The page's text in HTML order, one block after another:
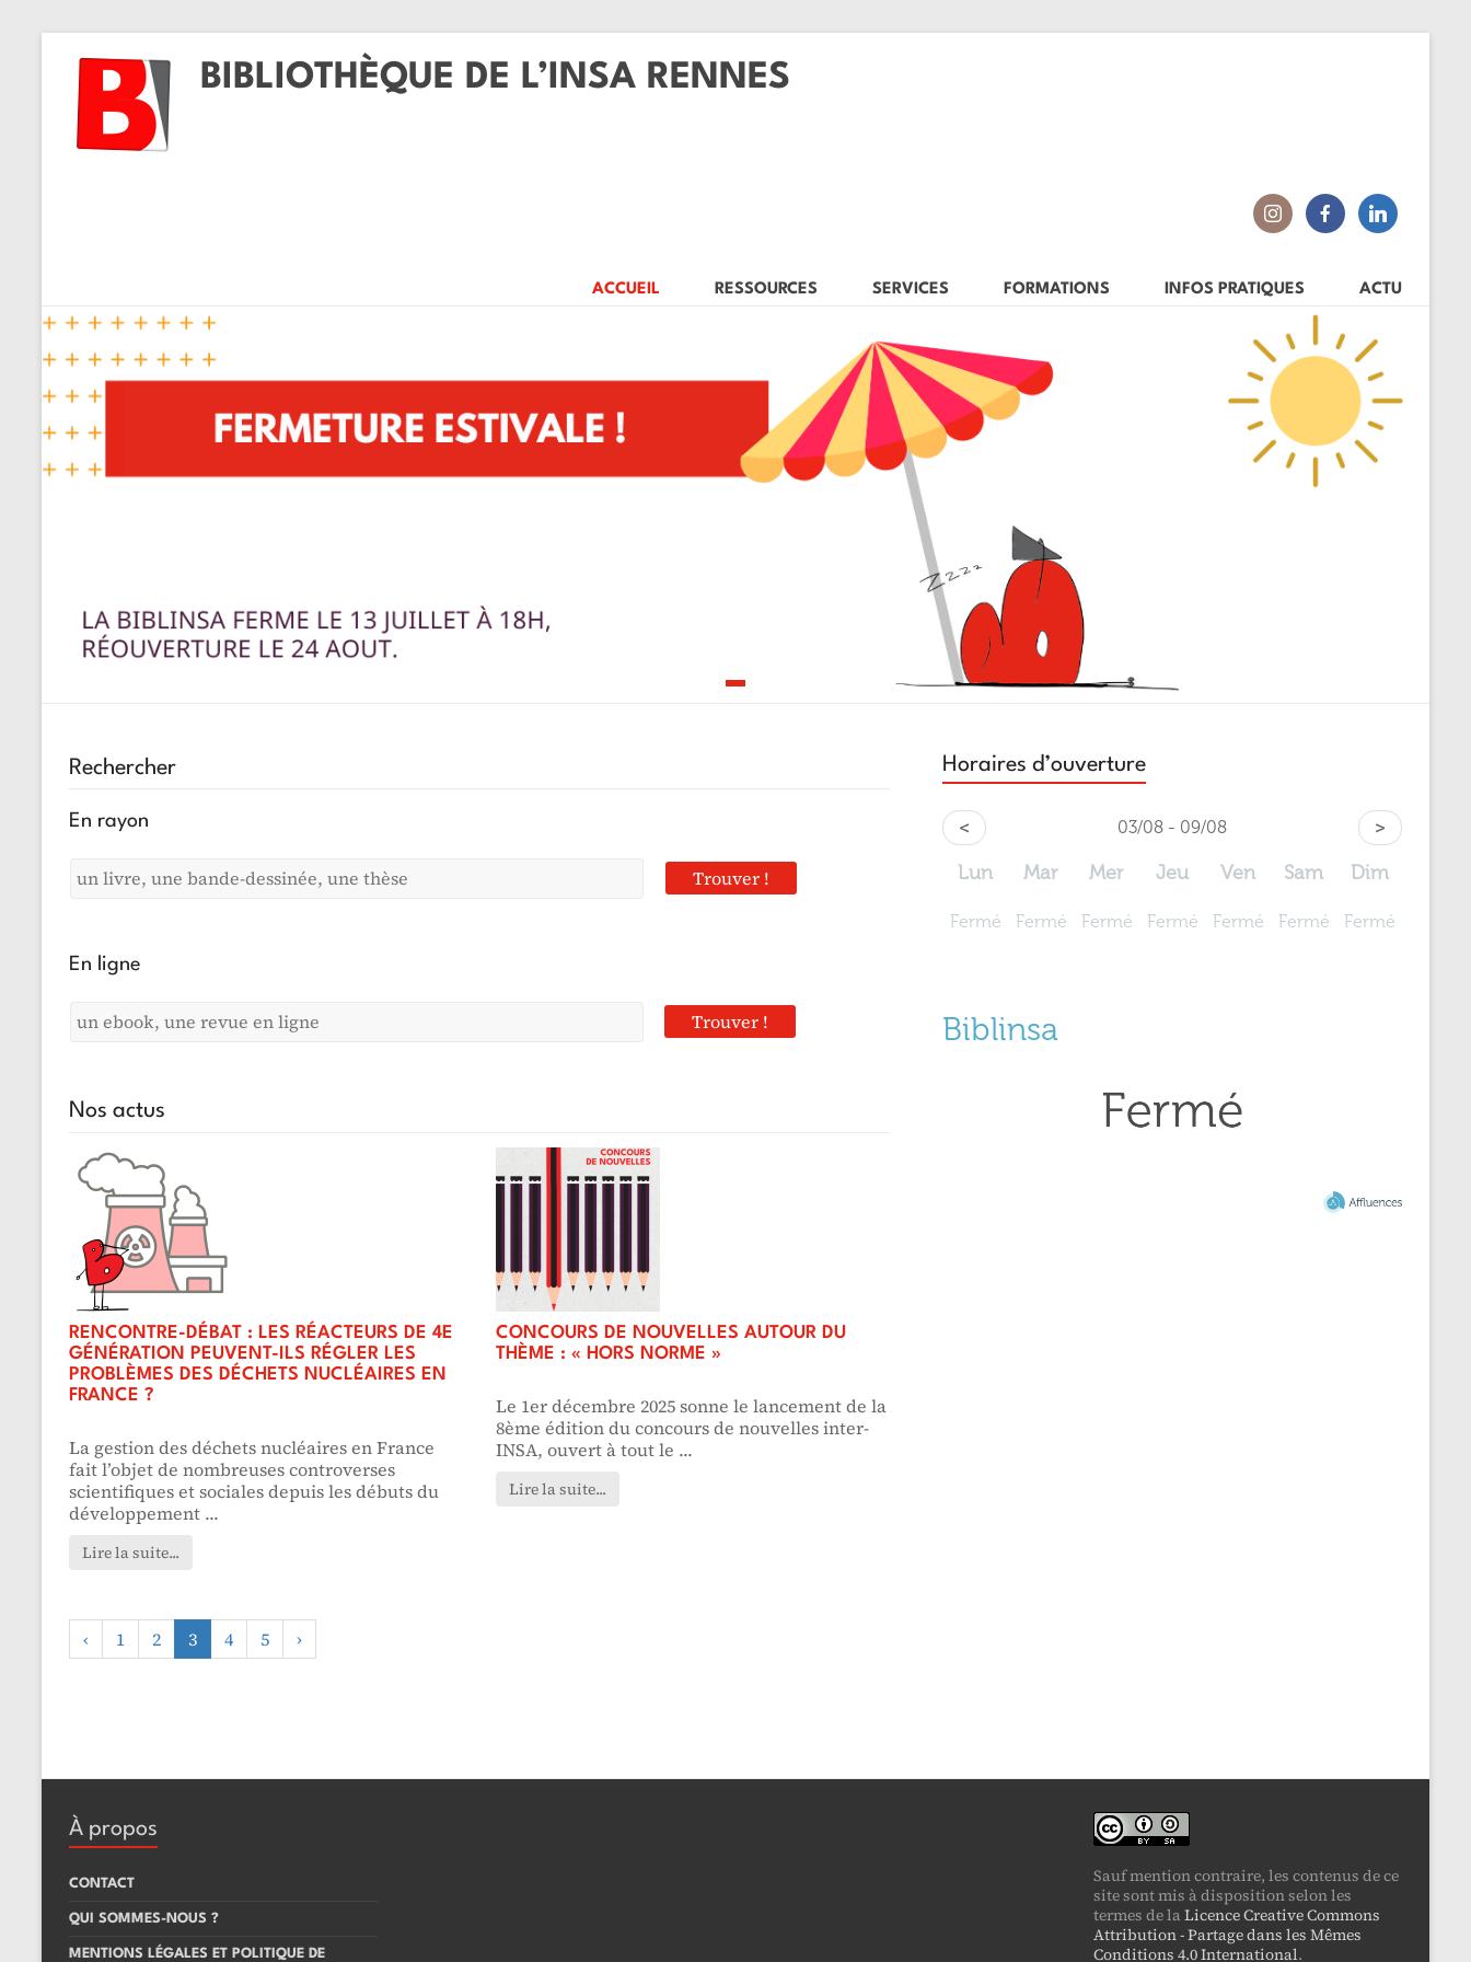
BIBLIOTHÈQUE DE L’INSA RENNES
ACCUEIL RESSOURCES SERVICES FORMATIONS INFOS PRATIQUES ACTU
Rechercher
En rayon
En ligne
Nos actus
RENCONTRE-DÉBAT : LES RÉACTEURS DE 4E
GÉNÉRATION PEUVENT-ILS RÉGLER LES
PROBLÈMES DES DÉCHETS NUCLÉAIRES EN
FRANCE ?
La gestion des déchets nucléaires en France
fait l’objet de nombreuses controverses
scientifiques et sociales depuis les débuts du
développement ...
Lire la suite...
CONCOURS DE NOUVELLES AUTOUR DU
THÈME : « HORS NORME »
Le 1er décembre 2025 sonne le lancement de la
8ème édition du concours de nouvelles inter-
INSA, ouvert à tout le ...
Lire la suite...
‹ 1 2 3 4 5 ›
Horaires d’ouverture
>
< 03/08 - 09/08
Lun
Fermé
Mar
Fermé
Mer
Fermé
Jeu
Fermé
Ven
Fermé
Sam
Fermé
Dim
Fermé
Biblinsa
À propos
CONTACT
QUI SOMMES-NOUS ?
MENTIONS LÉGALES ET POLITIQUE DE
Sauf mention contraire, les contenus de ce
site sont mis à disposition selon les
termes de laLicence Creative Commons
Attribution - Partage dans les Mêmes
Conditions 4.0 International.